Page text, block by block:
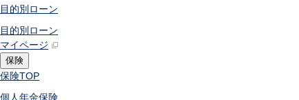
目的別ローン
目的別ローン
マイページ
保険
保険TOP
個人年金保険